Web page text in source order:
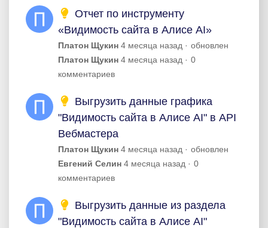
Отчет по инструменту
«Видимость сайта в Алисе AI»
Платон Щукин 4 месяца назад
обновлен
Платон Щукин 4 месяца назад
0
комментариев
Выгрузить данные графика
"Видимость сайта в Алисе AI" в API
Вебмастера
Платон Щукин 4 месяца назад
обновлен
Евгений Селин 4 месяца назад
0
комментариев
Выгрузить данные из раздела
"Видимость сайта в Алисе AI"